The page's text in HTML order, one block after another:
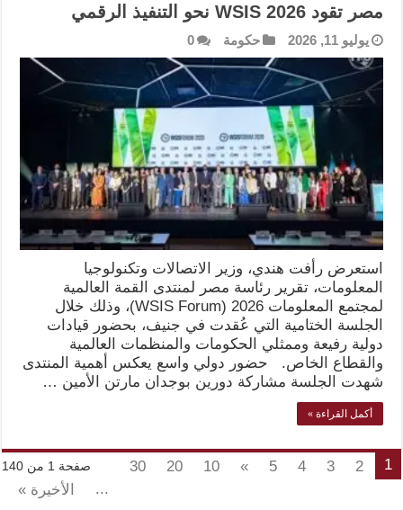
مصر تقود WSIS 2026 نحو التنفيذ الرقمي
يوليو 11, 2026 حكومة 0
استعرض رأفت هندي، وزير الاتصالات وتكنولوجيا
المعلومات، تقرير رئاسة مصر لمنتدى القمة العالمية
لمجتمع المعلومات 2026 (WSIS Forum)، وذلك خلال
الجلسة الختامية التي عُقدت في جنيف، بحضور قيادات
دولية رفيعة وممثلي الحكومات والمنظمات العالمية
والقطاع الخاص. حضور دولي واسع يعكس أهمية المنتدى
شهدت الجلسة مشاركة دورين بوجدان مارتن الأمين …
أكمل القراءة »
صفحة 1 من 140 1
2
3
4
5
»
10
20
30
...
الأخيرة »